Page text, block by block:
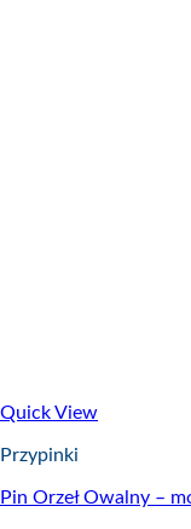
Quick View
Przypinki
Pin Orzeł Owalny –